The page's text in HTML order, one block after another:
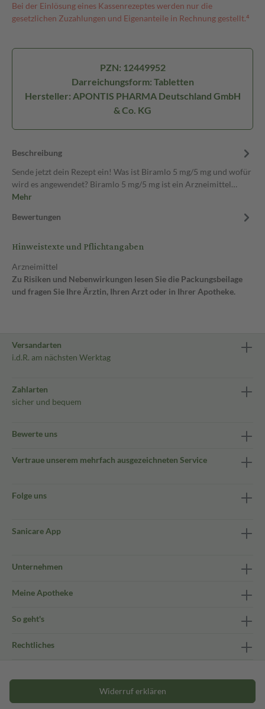
Bei der Einlösung eines Kassenrezeptes werden nur die
gesetzlichen Zuzahlungen und Eigenanteile in Rechnung gestellt.⁴
PZN: 12449952
Darreichungsform: Tabletten
Hersteller: APONTIS PHARMA Deutschland GmbH
& Co. KG
Beschreibung
Sende jetzt dein Rezept ein! Was ist Biramlo 5 mg/5 mg und wofür
wird es angewendet? Biramlo 5 mg/5 mg ist ein Arzneimittel…
Mehr
Bewertungen
Hinweistexte und Pflichtangaben
Arzneimittel
Zu Risiken und Nebenwirkungen lesen Sie die Packungsbeilage
und fragen Sie Ihre Ärztin, Ihren Arzt oder in Ihrer Apotheke.
Versandarten
i.d.R. am nächsten Werktag
Zahlarten
sicher und bequem
Bewerte uns
Vertraue unserem mehrfach ausgezeichneten Service
Folge uns
Sanicare App
Unternehmen
Meine Apotheke
So geht's
Rechtliches
Widerruf erklären